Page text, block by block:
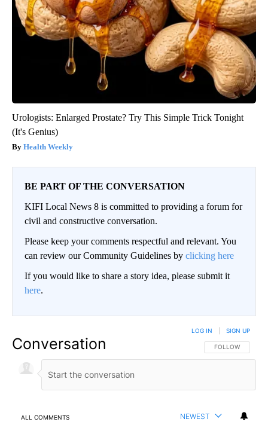
Urologists: Enlarged Prostate? Try This Simple Trick Tonight
(It's Genius)
Health Weekly
BE PART OF THE CONVERSATION
KIFI Local News 8 is committed to providing a forum for
civil and constructive conversation.
Please keep your comments respectful and relevant. You
can review our Community Guidelines by clicking here
If you would like to share a story idea, please submit it
here.
Conversation FOLLOW THIS
FOLLOW
LOG IN SIGN UP
ALL COMMENTS NEWEST